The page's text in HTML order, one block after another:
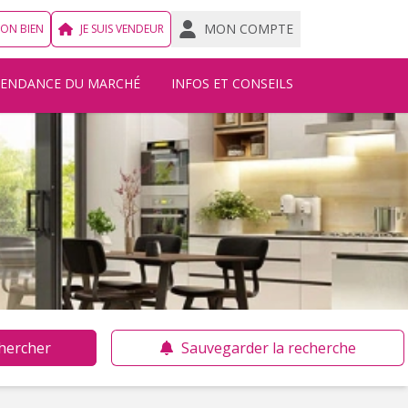
BIEN JE SUIS VENDEUR MON COMPTE
DU MARCHÉ INFOS ET CONSEILS
Sauvegarder la recherche